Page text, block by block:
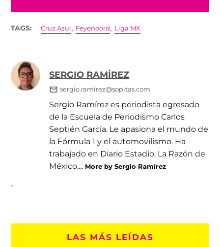
TAGS: Cruz Azul, Feyenoord, Liga MX
SERGIO RAMÍREZ
sergio.ramirez@sopitas.com
Sergio Ramírez es periodista egresado
de la Escuela de Periodismo Carlos
Septién García. Le apasiona el mundo de
la Fórmula 1 y el automovilismo. Ha
trabajado en Diario Estadio, La Razón de
México,... More by Sergio Ramírez
LAS MÁS LEÍDAS